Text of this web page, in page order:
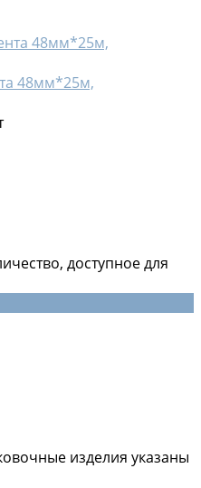
48мм*25м,
доступное для
изделия указаны